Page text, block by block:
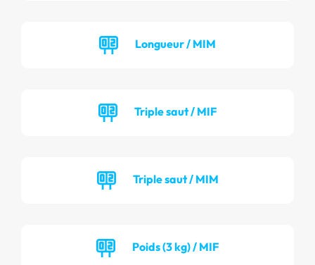
Longueur / MIM
Triple saut / MIF
Triple saut / MIM
Poids (3 kg) / MIF